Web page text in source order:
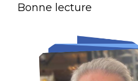
Bonne lecture